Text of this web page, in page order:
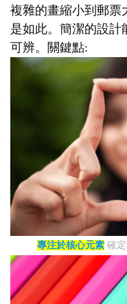
複雜的畫縮小到郵票
是如此。簡潔的設計
可辨。關鍵點:
專注於核心元素確定